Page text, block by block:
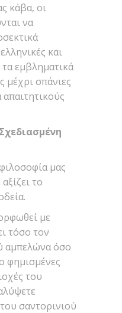
κάβα, οι
να
και
τα εμβληματικά
μέχρι σπάνιες
απαιτητικούς
μας
το
με
τόσο τον
αμπελώνα όσο
φημισμένες
του
σαντορινιού